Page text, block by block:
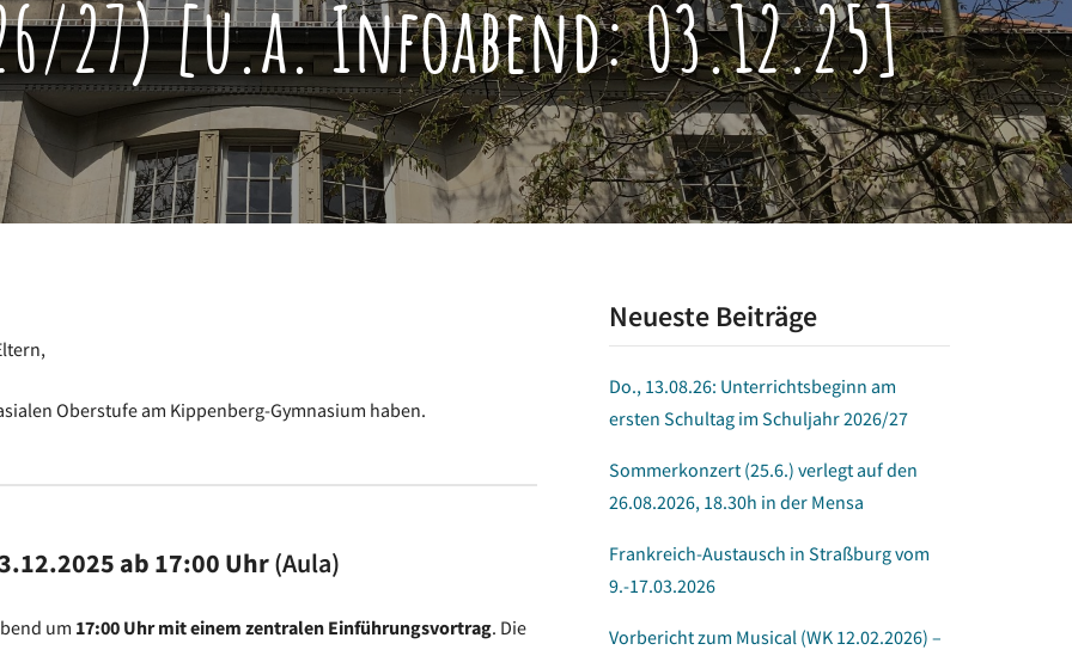
27) [u.a. Infoabend: 03.12.25]
Oberstufe am Kippenberg-Gymnasium haben.
ab 17:00 Uhr(Aula)
um 17:00 Uhr mit einem zentralen Einführungsvortrag. Die
Neueste Beiträge
Do., 13.08.26: Unterrichtsbeginn am
ersten Schultag im Schuljahr 2026/27
Sommerkonzert (25.6.) verlegt auf den
26.08.2026, 18.30h in der Mensa
Frankreich-Austausch in Straßburg vom
9.-17.03.2026
Vorbericht zum Musical (WK 12.02.2026) –